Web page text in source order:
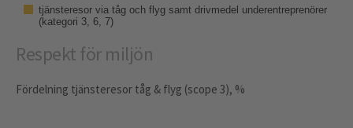
tjänsteresor via tåg och flyg samt drivmedel underentreprenörer
(kategori 3, 6, 7)
Respekt för miljön
Fördelning tjänsteresor tåg & flyg (scope 3), %